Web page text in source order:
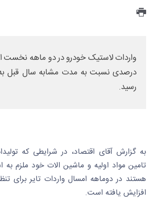
رسید.
به گزارش آقای اقتصاد، در شرایطی که
تامین مواد اولیه و ماشین الات خود ملزم به
هستند در دو‌ماهه امسال واردات تایر برای
افزایش یافته است.